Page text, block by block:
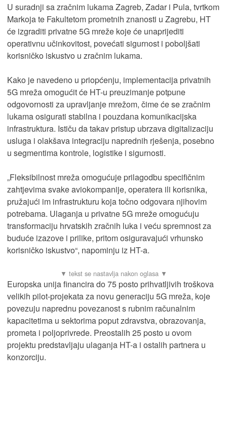
U suradnji sa zračnim lukama Zagreb, Zadar i Pula, tvrtkom
Markoja te Fakultetom prometnih znanosti u Zagrebu, HT
će izgraditi privatne 5G mreže koje će unaprijediti
operativnu učinkovitost, povećati sigurnost i poboljšati
korisničko iskustvo u zračnim lukama.
Kako je navedeno u priopćenju, implementacija privatnih
5G mreža omogućit će HT-u preuzimanje potpune
odgovornosti za upravljanje mrežom, čime će se zračnim
lukama osigurati stabilna i pouzdana komunikacijska
infrastruktura. Ističu da takav pristup ubrzava digitalizaciju
usluga i olakšava integraciju naprednih rješenja, posebno
u segmentima kontrole, logistike i sigurnosti.
„Fleksibilnost mreža omogućuje prilagodbu specifičnim
zahtjevima svake aviokompanije, operatera ili korisnika,
pružajući im infrastrukturu koja točno odgovara njihovim
potrebama. Ulaganja u privatne 5G mreže omogućuju
transformaciju hrvatskih zračnih luka i veću spremnost za
buduće izazove i prilike, pritom osiguravajući vrhunsko
korisničko iskustvo“, napominju iz HT-a.
Europska unija financira do 75 posto prihvatljivih troškova
velikih pilot-projekata za novu generaciju 5G mreža, koje
povezuju naprednu povezanost s rubnim računalnim
kapacitetima u sektorima poput zdravstva, obrazovanja,
prometa i poljoprivrede. Preostalih 25 posto u ovom
projektu predstavljaju ulaganja HT-a i ostalih partnera u
konzorciju.